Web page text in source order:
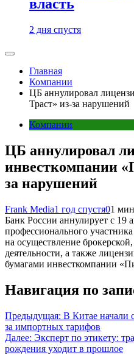
власть
2 дня спустя
Главная
Компании
ЦБ аннулировал
Траст» из-за нарушений
Компании
ЦБ аннулировал
инвесткомпании
за нарушений
Frank Media1 год спустя01
Банк России аннулирует с 19
профессионального
на осуществление
деятельности, а также
бумагами инвесткомпании
Навигация по
Предыдущая: В Китае начали
за импортных тарифов
Далее: Эксперт по этикету:
рождения уходит в прошлое